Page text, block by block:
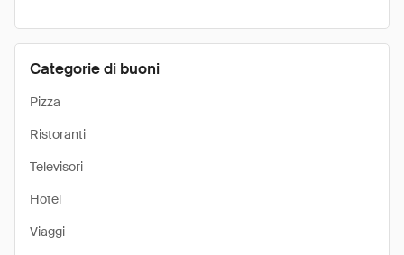
Categorie di buoni
Pizza
Ristoranti
Televisori
Hotel
Viaggi